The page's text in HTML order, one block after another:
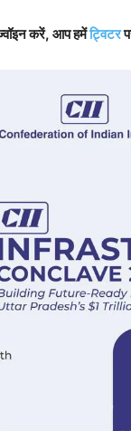
करें, आप हमेंट्विटर